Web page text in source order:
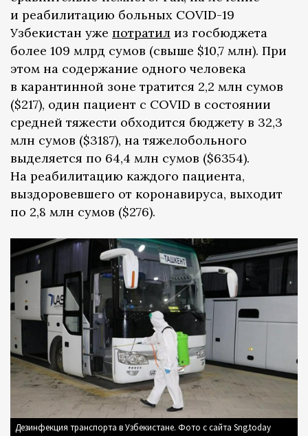
и реабилитацию больных COVID-19
Узбекистан уже потратил из госбюджета
более 109 млрд сумов (свыше $10,7 млн). При
этом на содержание одного человека
в карантинной зоне тратится 2,2 млн сумов
($217), один пациент с COVID в состоянии
средней тяжести обходится бюджету в 32,3
млн сумов ($3187), на тяжелобольного
выделяется по 64,4 млн сумов ($6354).
На реабилитацию каждого пациента,
выздоровевшего от коронавируса, выходит
по 2,8 млн сумов ($276).
Дезинфекция транспорта в Узбекистане. Фото с сайта Sng.today